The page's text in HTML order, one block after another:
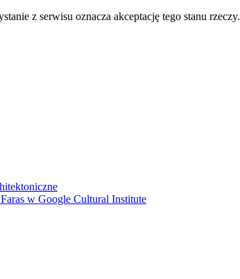
z serwisu oznacza akceptację tego stanu rzeczy.
w Google Cultural Institute